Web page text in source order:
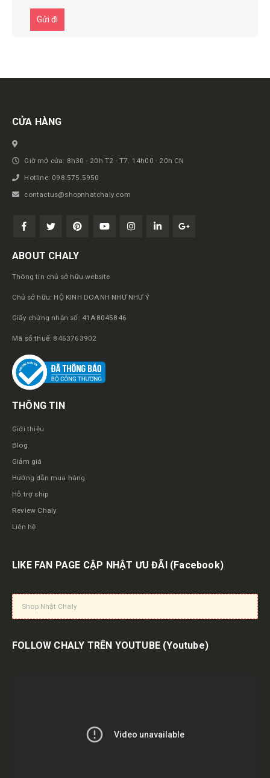
Get in touch
CỬA HÀNG
Giờ mở cửa: 8h30 - 20h T2 - T7. 14h00 - 20h CN
Hotline: 098.575.5950
contactus@shopnhatchaly.com
ABOUT CHALY
Thông tin chủ sở hữu website
Chủ sở hữu: HỘ KINH DOANH NHƯ NHƯ Ý
Giấy chứng nhận số: 41A8045846
Mã số thuế: 8463763902
THÔNG TIN
Giới thiệu
Blog
Giảm giá
Hướng dẫn mua hàng
Hỗ trợ ship
Review Chaly
Liên hệ
LIKE FAN PAGE CẬP NHẬT ƯU ĐÃI (Facebook)
Shop Nhật Chaly
FOLLOW CHALY TRÊN YOUTUBE (Youtube)